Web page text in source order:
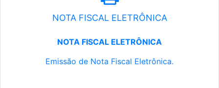
NOTA FISCAL ELETRÔNICA
NOTA FISCAL ELETRÔNICA
Emissão de Nota Fiscal Eletrônica.